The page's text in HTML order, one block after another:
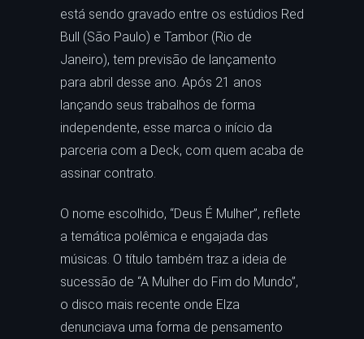
está sendo gravado entre os estúdios Red
Bull (São Paulo) e Tambor (Rio de
Janeiro), tem previsão de lançamento
para abril desse ano. Após 21 anos
lançando seus trabalhos de forma
independente, esse marca o início da
parceria com a Deck, com quem acaba de
assinar contrato.
O nome escolhido, “Deus É Mulher”, reflete
a temática polêmica e engajada das
músicas. O título também traz a ideia de
sucessão de “A Mulher do Fim do Mundo”,
o disco mais recente onde Elza
denunciava uma forma de pensamento